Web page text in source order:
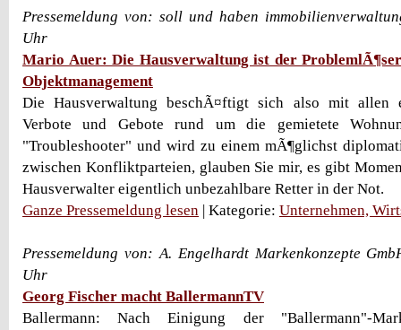
Pressemeldung von: soll und haben
Uhr
Mario Auer: Die Hausverwaltung ist der
Objektmanagement
Die Hausverwaltung beschÃ¤ftigt sich also mit allen
Verbote und Gebote rund um die gemietete
"Troubleshooter" und wird zu einem mÃ¶glichst
zwischen Konfliktparteien, glauben Sie mir, es gibt
Hausverwalter eigentlich unbezahlbare Retter in der Not.
Ganze Pressemeldung lesen | Kategorie: Unternehmen,
Pressemeldung von: A. Engelhardt Markenkonzepte
Uhr
Georg Fischer macht BallermannTV
Ballermann: Nach Einigung der "Ballermann"-